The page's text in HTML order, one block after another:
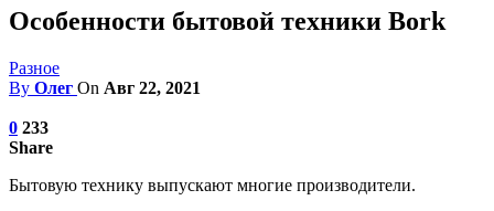
Особенности бытовой техники Bork
Разное
By Олег On Авг 22, 2021
0 233
Share
Бытовую технику выпускают многие производители.